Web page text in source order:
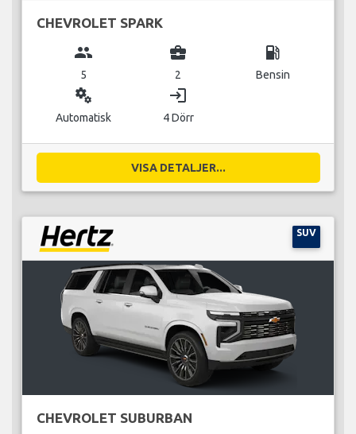
CHEVROLET SPARK
group
5
business_center
2
local_gas_station
Bensin
miscellaneous_services
Automatisk
login
4 Dörr
VISA DETALJER...
SUV
CHEVROLET SUBURBAN